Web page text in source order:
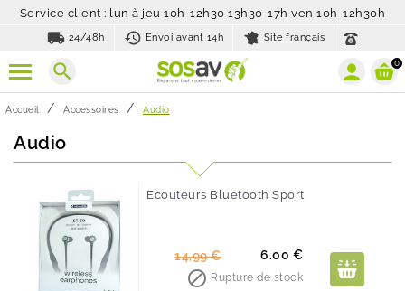
Service client : lun à jeu 10h-12h30 13h30-17h ven 10h-12h30h
local_shipping 24/48h history_toggle_off
Envoi avant 14h Site français
search 0
Accueil Accessoires Audio
Audio
Ecouteurs Bluetooth Sport
Prix
de
14,99 €Prix 6.00 €
 Rupture de stock